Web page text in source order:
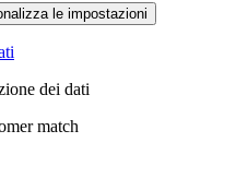
le impostazioni
dei dati
match